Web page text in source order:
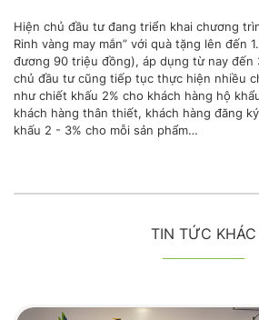
Hiện chủ đầu tư đang triển khai chương
Rinh vàng may mắn” với quà tặng lên đến
đương 90 triệu đồng), áp dụng từ nay đến
chủ đầu tư cũng tiếp tục thực hiện nhiều
như chiết khấu 2% cho khách hàng hộ
khách hàng thân thiết, khách hàng đăng
khấu 2 - 3% cho mỗi sản phẩm…
TIN TỨC KHÁC